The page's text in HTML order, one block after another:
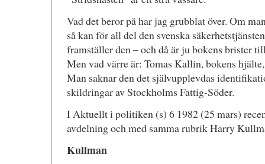
Vad det beror på har jag grubblat över. Om
så kan för all del den svenska
framställer den – och då är ju bokens brister
Men vad värre är: Tomas Kallin, bokens
Man saknar den det självupplevdas
skildringar av Stockholms Fattig-Söder.
I Aktuellt i politiken (s) 6 1982 (25 mars)
avdelning och med samma rubrik Harry
Kullman